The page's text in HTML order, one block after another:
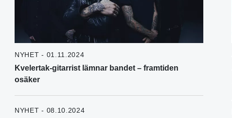
NYHET - 01.11.2024
Kvelertak-gitarrist lämnar bandet – framtiden
osäker
NYHET - 08.10.2024